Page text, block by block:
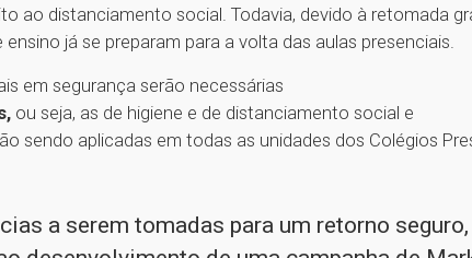
ao distanciamento social. Todavia, devido à retomada
já se preparam para a volta das aulas presenciais.
em segurança serão necessárias
ou seja, as de higiene e de distanciamento social e
sendo aplicadas em todas as unidades dos Colégios
a serem tomadas para um retorno